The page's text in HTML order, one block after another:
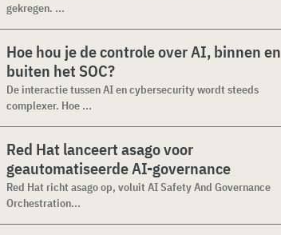
gekregen. ...
Hoe hou je de controle over AI, binnen en
buiten het SOC?
De interactie tussen AI en cybersecurity wordt steeds
complexer. Hoe ...
Red Hat lanceert asago voor
geautomatiseerde AI-governance
Red Hat richt asago op, voluit AI Safety And Governance
Orchestration...